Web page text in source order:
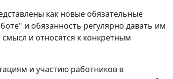
как новые обязательные
и обязанность регулярно давать им
и относятся к конкретным
и участию работников в